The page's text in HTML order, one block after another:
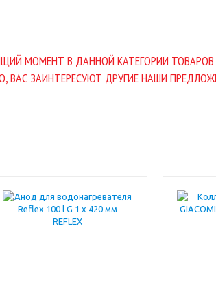
МОМЕНТ В ДАННОЙ КАТЕГОРИИ ТОВАРОВ
ВАС ЗАИНТЕРЕСУЮТ ДРУГИЕ НАШИ